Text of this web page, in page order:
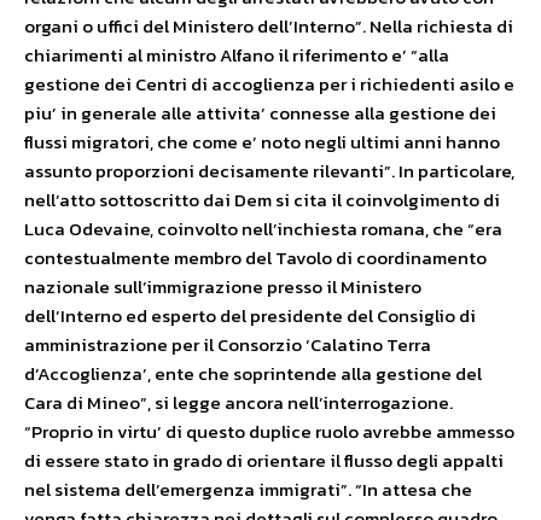
organi o uffici del Ministero dell’Interno”. Nella richiesta di
chiarimenti al ministro Alfano il riferimento e’ “alla
gestione dei Centri di accoglienza per i richiedenti asilo e
piu’ in generale alle attivita’ connesse alla gestione dei
flussi migratori, che come e’ noto negli ultimi anni hanno
assunto proporzioni decisamente rilevanti”. In particolare,
nell’atto sottoscritto dai Dem si cita il coinvolgimento di
Luca Odevaine, coinvolto nell’inchiesta romana, che “era
contestualmente membro del Tavolo di coordinamento
nazionale sull’immigrazione presso il Ministero
dell’Interno ed esperto del presidente del Consiglio di
amministrazione per il Consorzio ‘Calatino Terra
d’Accoglienza’, ente che soprintende alla gestione del
Cara di Mineo”, si legge ancora nell’interrogazione.
“Proprio in virtu’ di questo duplice ruolo avrebbe ammesso
di essere stato in grado di orientare il flusso degli appalti
nel sistema dell’emergenza immigrati”. “In attesa che